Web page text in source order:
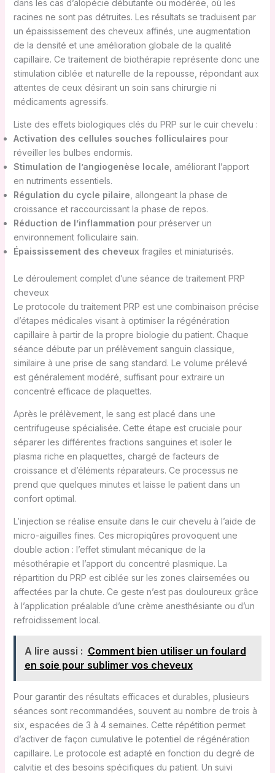
dans les cas d’alopécie débutante ou modérée, où les
racines ne sont pas détruites. Les résultats se traduisent par
un épaississement des cheveux affinés, une augmentation
de la densité et une amélioration globale de la qualité
capillaire. Ce traitement de biothérapie représente donc une
stimulation ciblée et naturelle de la repousse, répondant aux
attentes de ceux désirant un soin sans chirurgie ni
médicaments agressifs.
Liste des effets biologiques clés du PRP sur le cuir chevelu :
Activation des cellules souches folliculaires pour
réveiller les bulbes endormis.
Stimulation de l’angiogenèse locale , améliorant l’apport
en nutriments essentiels.
Régulation du cycle pilaire , allongeant la phase de
croissance et raccourcissant la phase de repos.
Réduction de l’inflammation pour préserver un
environnement folliculaire sain.
Épaississement des cheveux fragiles et miniaturisés.
Le déroulement complet d’une séance de traitement PRP
cheveux
Le protocole du traitement PRP est une combinaison précise
d’étapes médicales visant à optimiser la régénération
capillaire à partir de la propre biologie du patient. Chaque
séance débute par un prélèvement sanguin classique,
similaire à une prise de sang standard. Le volume prélevé
est généralement modéré, suffisant pour extraire un
concentré efficace de plaquettes.
Après le prélèvement, le sang est placé dans une
centrifugeuse spécialisée. Cette étape est cruciale pour
séparer les différentes fractions sanguines et isoler le
plasma riche en plaquettes, chargé de facteurs de
croissance et d’éléments réparateurs. Ce processus ne
prend que quelques minutes et laisse le patient dans un
confort optimal.
L’injection se réalise ensuite dans le cuir chevelu à l’aide de
micro-aiguilles fines. Ces micropiqûres provoquent une
double action : l’effet stimulant mécanique de la
mésothérapie et l’apport du concentré plasmique. La
répartition du PRP est ciblée sur les zones clairsemées ou
affectées par la chute. Ce geste n’est pas douloureux grâce
à l’application préalable d’une crème anesthésiante ou d’un
refroidissement local.
A lire aussi : Comment bien utiliser un foulard
en soie pour sublimer vos cheveux
Pour garantir des résultats efficaces et durables, plusieurs
séances sont recommandées, souvent au nombre de trois à
six, espacées de 3 à 4 semaines. Cette répétition permet
d’activer de façon cumulative le potentiel de régénération
capillaire. Le protocole est adapté en fonction du degré de
calvitie et des besoins spécifiques du patient. Un suivi